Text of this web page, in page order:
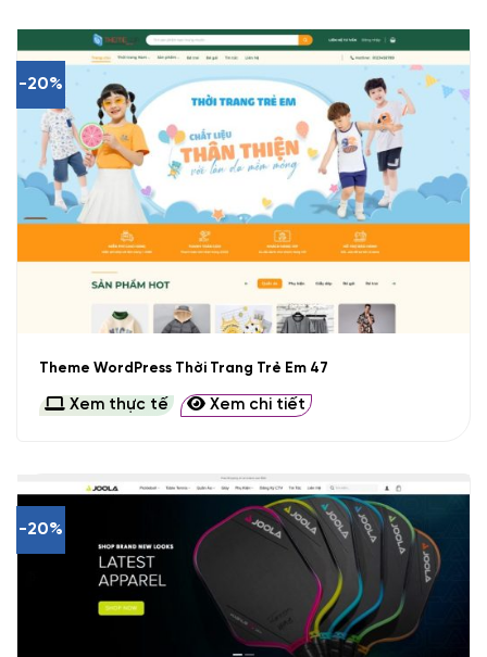
-20%
Theme WordPress Thời Trang Trẻ Em 47
Xem thực tế Xem chi tiết
-20%